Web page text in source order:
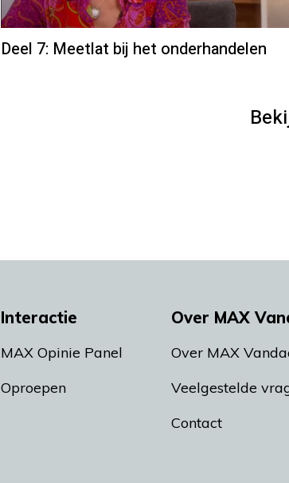
Deel 7: Meetlat bij het onderhandelen
Interactie
MAX Opinie Panel
Oproepen
Over MAX
Over MAX
Veelgestelde
Contact